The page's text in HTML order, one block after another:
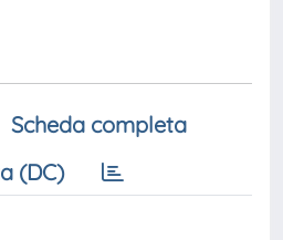
Scheda completa
(DC)